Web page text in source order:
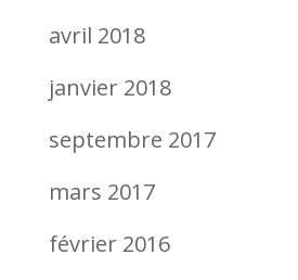
avril 2018
janvier 2018
septembre 2017
mars 2017
février 2016